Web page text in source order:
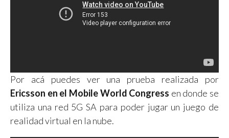
Por acá puedes ver una prueba realizada por
Ericsson en el Mobile World Congress en donde se
utiliza una red 5G SA para poder jugar un juego de
realidad virtual en la nube.